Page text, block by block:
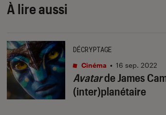
À lire aussi
Avatarde James
(inter)planétaire
DÉCRYPTAGE
Cinéma • 16 sep. 2022